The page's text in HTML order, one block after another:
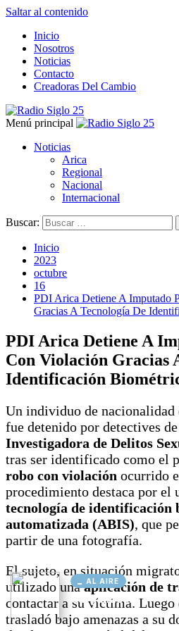
AL AIRE
Cargando...
Conectando...